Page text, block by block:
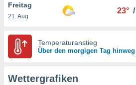
klicken.
und
Freitag
21. Aug
23° /
Temperaturanstieg
Über den morgigen Tag hinweg
Wettergrafiken